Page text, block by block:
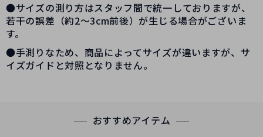
●サイズの測り方はスタッフ間で統一しておりますが、
若干の誤差（約2～3cm前後）が生じる場合がございま
す。
●手測りなため、商品によってサイズが違いますが、サ
イズガイドと対照となりません。
おすすめアイテム